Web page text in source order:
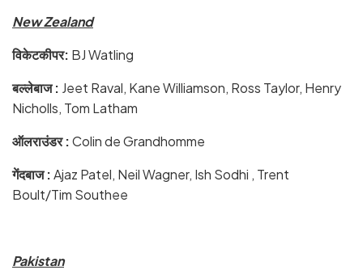
New Zealand
विकेटकीपर: BJ Watling
बल्लेबाज : Jeet Raval, Kane Williamson, Ross Taylor, Henry
Nicholls, Tom Latham
ऑलराउंडर :Colin de Grandhomme
गेंदबाज :Ajaz Patel, Neil Wagner, Ish Sodhi , Trent
Boult/Tim Southee
Pakistan